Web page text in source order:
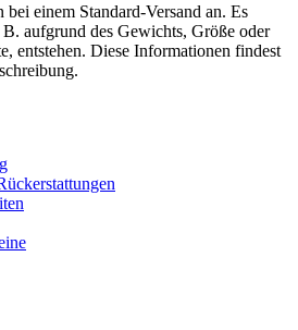
einem Standard-Versand an. Es
aufgrund des Gewichts, Größe oder
entstehen. Diese Informationen findest